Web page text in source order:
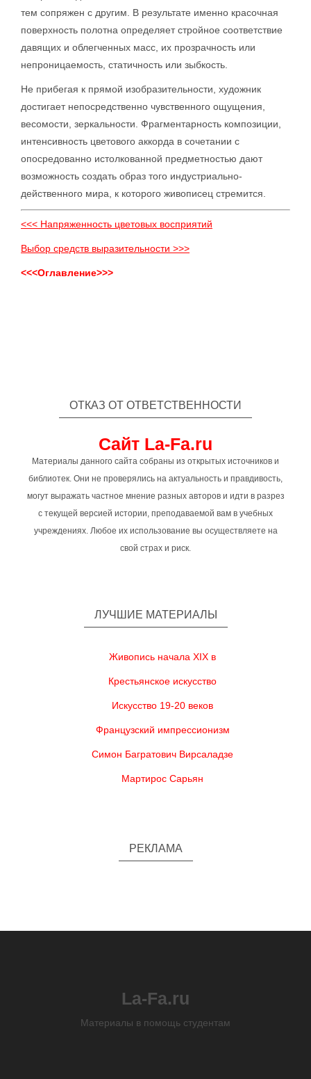
тем сопряжен с другим. В результате именно красочная
поверхность полотна определяет стройное соответствие
давящих и облегченных масс, их прозрачность или
непроницаемость, статичность или зыбкость.
Не прибегая к прямой изобразительности, художник
достигает непосредственно чувственного ощущения,
весомости, зеркальности. Фрагментарность композиции,
интенсивность цветового аккорда в сочетании с
опосредованно истолкованной предметностью дают
возможность создать образ того индустриально-
действенного мира, к которого живописец стремится.
<<< Напряженность цветовых восприятий
Выбор средств выразительности >>>
<<<Оглавление>>>
ОТКАЗ ОТ ОТВЕТСТВЕННОСТИ
Сайт La-Fa.ru
Материалы данного сайта собраны из открытых источников и
библиотек. Они не проверялись на актуальность и правдивость,
могут выражать частное мнение разных авторов и идти в разрез
с текущей версией истории, преподаваемой вам в учебных
учреждениях. Любое их использование вы осуществляете на
свой страх и риск.
ЛУЧШИЕ МАТЕРИАЛЫ
Живопись начала XIX в
Крестьянское искусство
Искусство 19-20 веков
Французский импрессионизм
Симон Багратович Вирсаладзе
Мартирос Сарьян
РЕКЛАМА
La-Fa.ru
Материалы в помощь студентам